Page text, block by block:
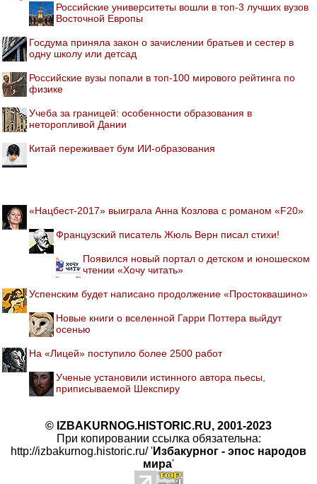
Российские университеты вошли в топ-3 лучших вузов
Восточной Европы
Госдума приняла закон о зачислении братьев и сестер в
одну школу или детсад
Российские вузы попали в топ-100 мирового рейтинга по
физике
Учеба за границей: особенности образования в
неторопливой Дании
Китай переживает бум ИИ-образования
«Нацбест-2017» выиграла Анна Козлова с романом «F20»
Французский писатель Жюль Верн писал стихи!
Появился новый портал о детском и юношеском
чтении «Хочу читать»
Успенским будет написано продолжение «Простоквашино»
Новые книги о вселенной Гарри Поттера выйдут
осенью
На «Лицей» поступило более 2500 работ
Ученые установили истинного автора пьесы,
приписываемой Шекспиру
© IZBAKURNOG.HISTORIC.RU, 2001-2023
При копировании ссылка обязательна:
http://izbakurnog.historic.ru/ 'Избакурног - эпос народов
мира'